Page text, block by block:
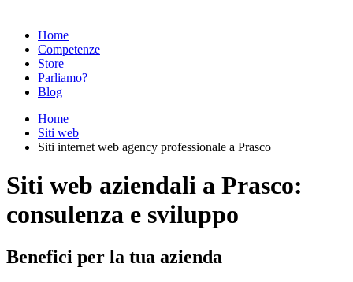
Home
Competenze
Store
Parliamo?
Blog
Home
Siti web
Siti internet web agency professionale a Prasco
Siti web aziendali a Prasco:
consulenza e sviluppo
Benefici per la tua azienda